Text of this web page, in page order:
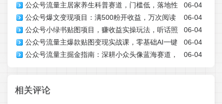
小程序掘金。通过积累小程序客户，获取腾讯流量主收
益。有流量主+小程序会员+项目库+网盘拉新四种变现方
式。该项目最大优势其实是客户粘性非常高，前期做起来
之后就基本稳定了，稳定后就是每天躺赚。根据我们现有
万非常轻松。关键是投入小，植入广告开始推广次日就可
以见到收益。感兴趣的抓紧去看教程，期待与大家的深入
06-04
公众号流量主居家养生科普赛道，门槛低，落地性
强，转发率比同级别99％都要高
06-04
公众号爆文变现项目：满500粉开收益，万次阅读
20-200元，10W爆款赚2000
06-04
公众号小绿书贴图项目，赚收益实操玩法，听话照
听话照少走90%弯路丨副业可做
06-04
公众号流量主爆款贴图变现实战课，零基础AI一键
出图，轻松日入100+稳定收益
06-04
公众号流量主掘金指南：深耕小众头像蓝海赛道，
进阶运营技巧轻松放大广告收益
相关评论